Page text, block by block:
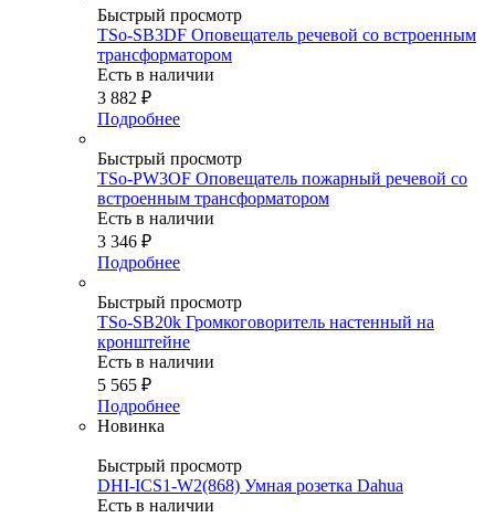
Быстрый просмотр
TSo-SB3DF Оповещатель речевой со встроенным
трансформатором
Есть в наличии
3 882 ₽
Подробнее
Быстрый просмотр
TSo-PW3OF Оповещатель пожарный речевой со
встроенным трансформатором
Есть в наличии
3 346 ₽
Подробнее
Быстрый просмотр
TSo-SB20k Громкоговоритель настенный на
кронштейне
Есть в наличии
5 565 ₽
Подробнее
Новинка
Быстрый просмотр
DHI-ICS1-W2(868) Умная розетка Dahua
Есть в наличии